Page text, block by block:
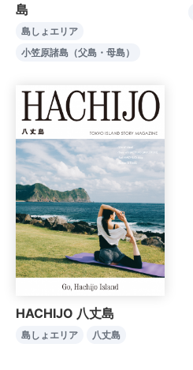
島
島しょエリア
小笠原諸島（父島・母島）
HACHIJO 八丈島
島しょエリア 八丈島